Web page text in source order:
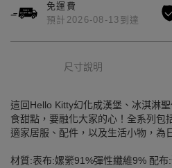
免運費
預計2026-08-13到達
尺寸說明
這回Hello Kitty幻化成漢堡、冰淇淋
食甜點，要融化大家的心！全系列包
適家居服、配件，以及生活小物，為
材質:表布:嫘縈91%彈性纖維9% 配